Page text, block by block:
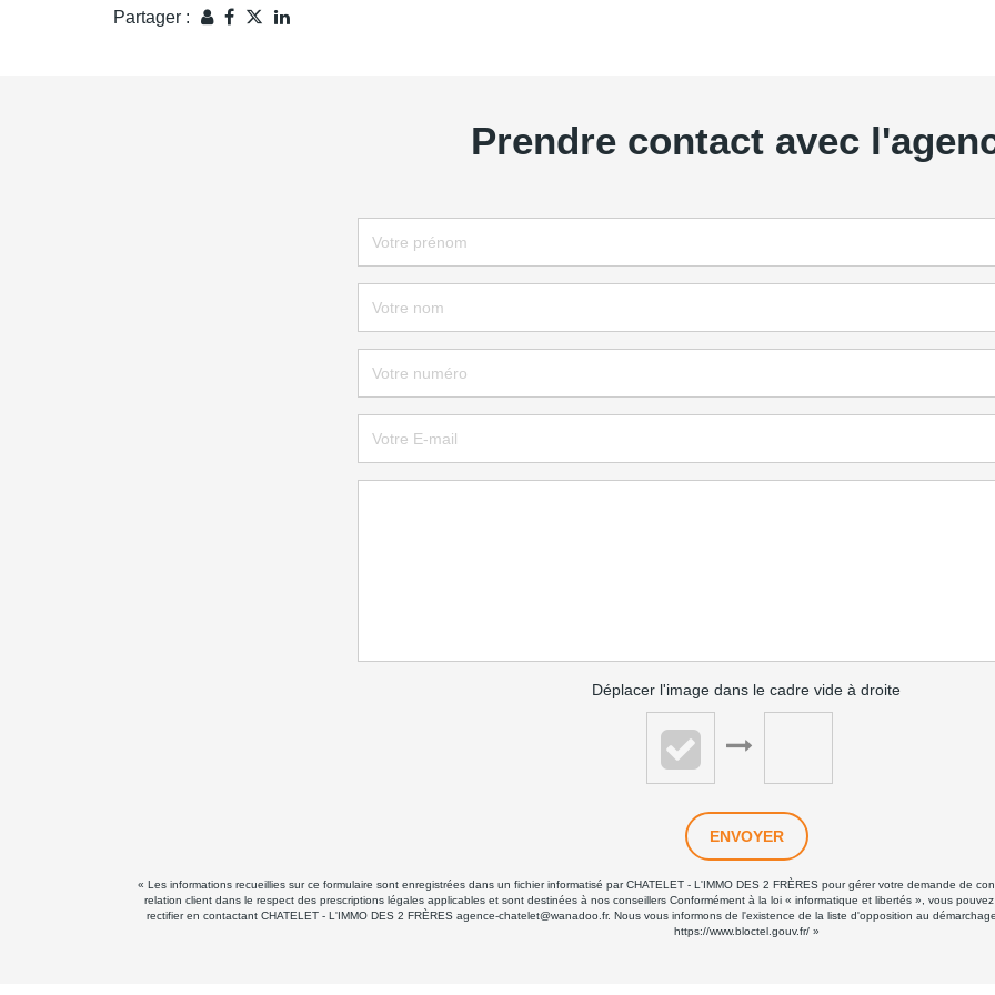
Partager :
Prendre contact avec
Déplacer l'image dans le cadre vide à droite
ENVOYER
« Les informations recueillies sur ce formulaire sont enregistrées dans un fichier informatisé par CHATELET - L'IMMO DES 2 FRÈRES pour gérer votre demande de
relation client dans le respect des prescriptions légales applicables et sont destinées à nos conseillers Conformément à la loi « informatique et libertés », vous
rectifier en contactant CHATELET - L'IMMO DES 2 FRÈRES agence-chatelet@wanadoo.fr. Nous vous informons de l'existence de la liste d'opposition au
https://www.bloctel.gouv.fr/»